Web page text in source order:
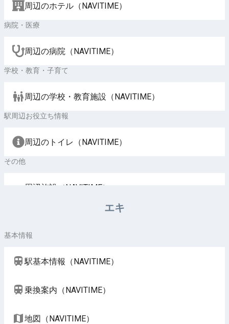
周辺のホテル（NAVITIME）
病院・医療
周辺の病院（NAVITIME）
学校・教育・子育て
周辺の学校・教育施設（NAVITIME）
駅周辺お役立ち情報
周辺のトイレ（NAVITIME）
その他
周辺施設（NAVITIME）
エキ
基本情報
駅基本情報（NAVITIME）
乗換案内（NAVITIME）
地図（NAVITIME）